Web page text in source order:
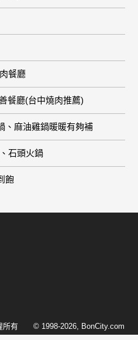
餐廳
餐廳(台中燒肉推薦)
、麻油雞鍋暖暖有夠補
石頭火鍋
飽
所有 © 1998-2026, BonCity.com